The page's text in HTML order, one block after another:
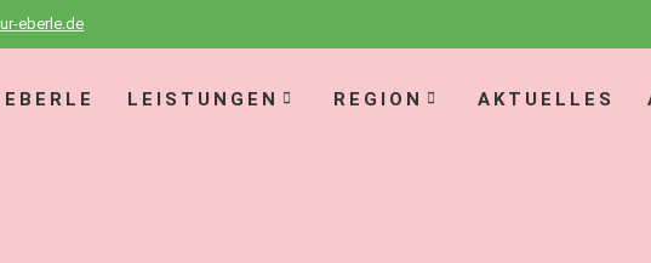
eberle.de
LEISTUNGEN REGION AKTUELLES